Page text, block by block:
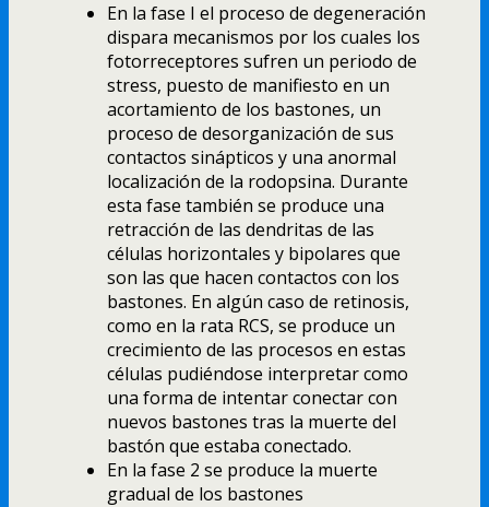
En la fase I el proceso de degeneración
dispara mecanismos por los cuales los
fotorreceptores sufren un periodo de
stress, puesto de manifiesto en un
acortamiento de los bastones, un
proceso de desorganización de sus
contactos sinápticos y una anormal
localización de la rodopsina. Durante
esta fase también se produce una
retracción de las dendritas de las
células horizontales y bipolares que
son las que hacen contactos con los
bastones. En algún caso de retinosis,
como en la rata RCS, se produce un
crecimiento de las procesos en estas
células pudiéndose interpretar como
una forma de intentar conectar con
nuevos bastones tras la muerte del
bastón que estaba conectado.
En la fase 2 se produce la muerte
gradual de los bastones